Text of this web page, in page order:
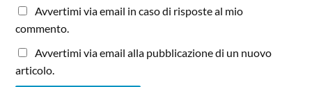
Avvertimi via email in caso di risposte al mio
commento.
Avvertimi via email alla pubblicazione di un nuovo
articolo.